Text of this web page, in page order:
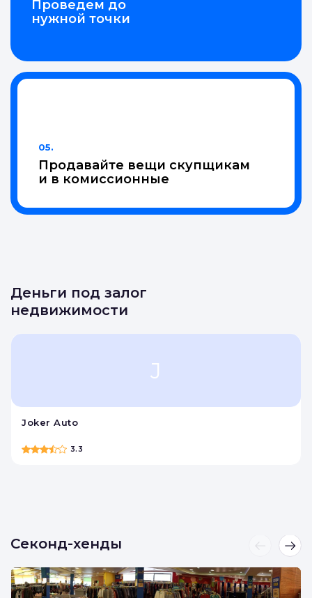
Проведем до
нужной точки
05.
Продавайте вещи скупщикам
и в комиссионные
Деньги под залог
недвижимости
J
Joker Auto
3.3
Секонд-хенды